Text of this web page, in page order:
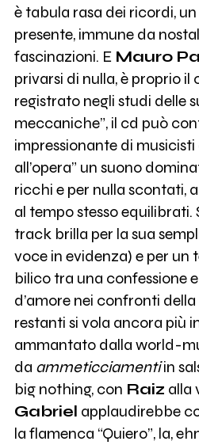
è tabula rasa dei ricordi,
presente, immune da
fascinazioni. E Mauro
privarsi di nulla, è proprio il
registrato negli studi delle
meccaniche”, il cd può
impressionante di
all’opera” un suono
ricchi e per nulla scontati,
al tempo stesso
track brilla per la sua
voce in evidenza) e per un
bilico tra una confessione
d’amore nei confronti
restanti si vola ancora più
ammantato dalla world-
da ammeticciamentiin
big nothing, con Raiz alla
Gabriel applaudirebbe
la flamenca “Quiero”, la,